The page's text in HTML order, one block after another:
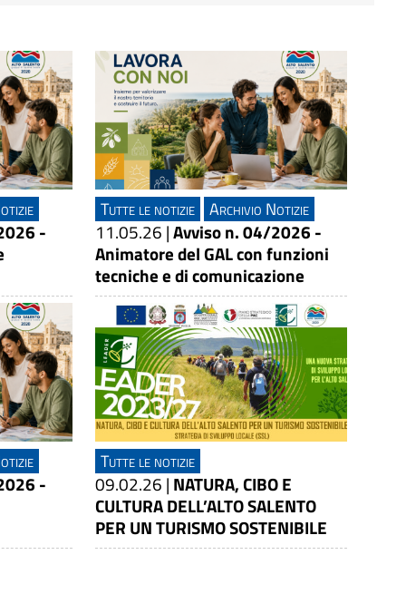
-
Tutte le notizie Archivio Notizie
11.05.26 |Avviso n. 04/2026 -
Animatore del GAL con funzioni
tecniche e di comunicazione
-
Tutte le notizie
09.02.26 | NATURA, CIBO E
CULTURA DELL’ALTO SALENTO
PER UN TURISMO SOSTENIBILE